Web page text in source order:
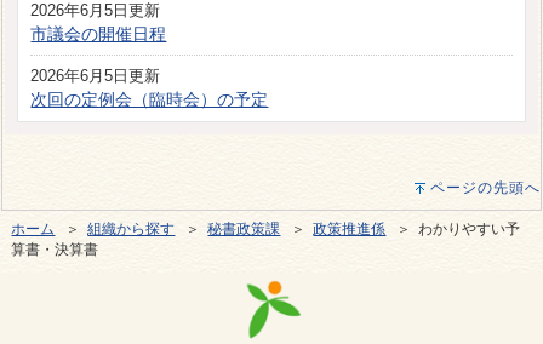
2026年6月5日更新
市議会の開催日程
2026年6月5日更新
次回の定例会（臨時会）の予定
ページの先頭へ
ホーム ＞組織から探す ＞秘書政策課 ＞政策推進係 ＞ わかりやすい予
算書・決算書